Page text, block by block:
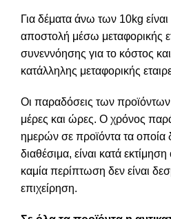
Για δέματα άνω των 10kg είναι
αποστολή μέσω μεταφορικής
συνεννόησης για το κόστος
κατάλληλης μεταφορικής
Οι παραδόσεις των προϊόντων
μέρες και ώρες. Ο χρόνος
ημερών σε προϊόντα τα οποία
διαθέσιμα, είναι κατά
καμία περίπτωση δεν είναι
επιχείρηση.